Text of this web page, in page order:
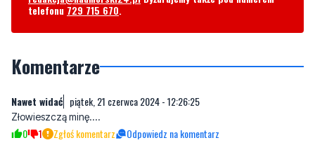
Komentarze
Złowieszczą minę....
Nawet widać piątek, 21 czerwca 2024 - 12:26:30
Złowieszczą minę....